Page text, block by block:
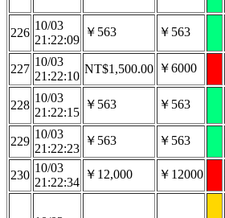
226
10/03
21:22:09
￥563 ￥563
227
10/03
21:22:10
NT$1,500.00 ￥6000
228
10/03
21:22:15
￥563 ￥563
229
10/03
21:22:23
￥563 ￥563
230
10/03
21:22:34
￥12,000 ￥12000